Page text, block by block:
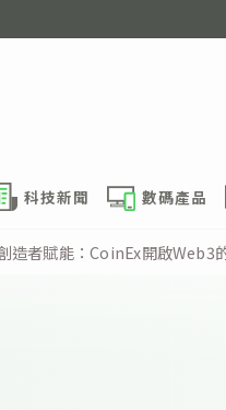
科技新聞 數碼產品
造者賦能：CoinEx開啟Web3